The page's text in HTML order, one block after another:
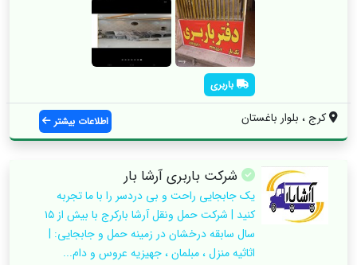
باربری
کرج ، بلوار باغستان اطلاعات بیشتر
شرکت باربری آرشا بار
یک جابجایی راحت و بی دردسر را با ما تجربه
کنید | شرکت حمل ونقل آرشا بارکرج با بیش از ۱۵
سال سابقه درخشان در زمینه حمل و جابجایی: |
اثاثیه منزل ، مبلمان ، جهیزیه عروس و دام...